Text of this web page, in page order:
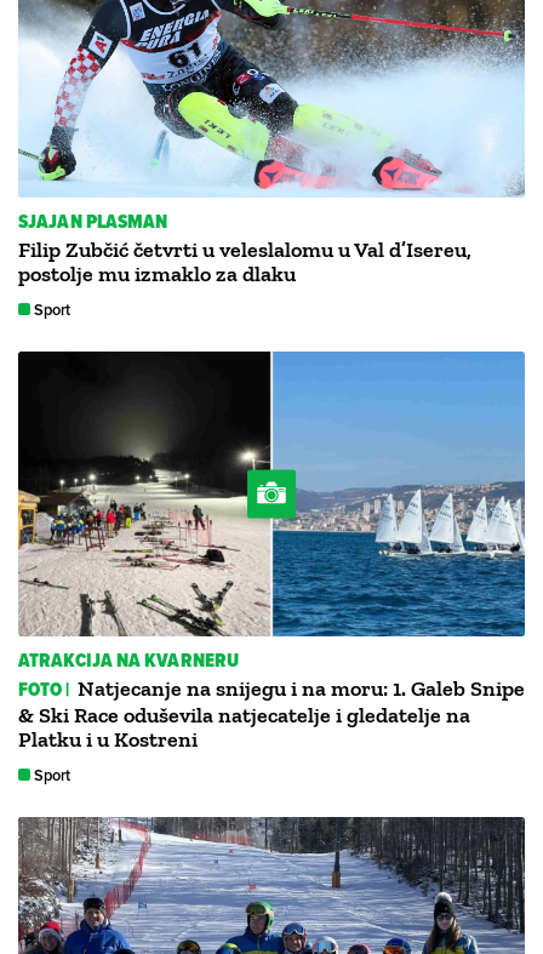
SJAJAN PLASMAN
Filip Zubčić četvrti u veleslalomu u Val d’Isereu,
postolje mu izmaklo za dlaku
Sport
ATRAKCIJA NA KVARNERU
FOTO | Natjecanje na snijegu i na moru: 1. Galeb Snipe
& Ski Race oduševila natjecatelje i gledatelje na
Platku i u Kostreni
Sport